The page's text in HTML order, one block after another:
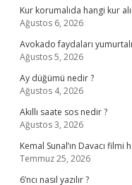
Kur korumalıda hangi kur
Ağustos 6, 2026
Avokado faydaları
Ağustos 5, 2026
Ay düğümü nedir ?
Ağustos 4, 2026
Akıllı saate sos nedir ?
Ağustos 3, 2026
Kemal Sunal’ın Davacı
Temmuz 25, 2026
6’ncı nasıl yazılır ?